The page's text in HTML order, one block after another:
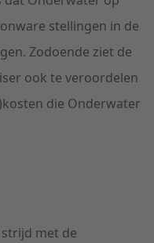
stellingen in de
Zodoende ziet de
ook te veroordelen
die Onderwater
met de